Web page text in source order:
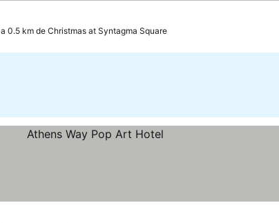
a 0.5 km de Christmas at Syntagma Square